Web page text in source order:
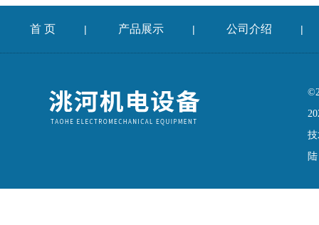
首 页 | 产品展示 | 公司介绍 |
陆